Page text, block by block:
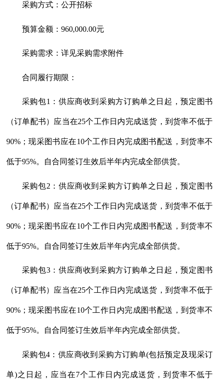
采购方式：公开招标
预算金额： 960,000.00元
采购需求：详见采购需求附件
合同履行期限：
采购包1：供应商收到采购方订购单之日起，预定图书
（订单配书）应当在25个工作日内完成送货，到货率不低于
90%；现采图书应在10个工作日内完成图书配送，到货率不
低于95%。自合同签订生效后半年内完成全部供货。
采购包2：供应商收到采购方订购单之日起，预定图书
（订单配书）应当在25个工作日内完成送货，到货率不低于
90%；现采图书应在10个工作日内完成图书配送，到货率不
低于95%。自合同签订生效后半年内完成全部供货。
采购包3：供应商收到采购方订购单之日起，预定图书
（订单配书）应当在25个工作日内完成送货，到货率不低于
90%；现采图书应在10个工作日内完成图书配送，到货率不
低于95%。自合同签订生效后半年内完成全部供货。
采购包4：供应商收到采购方订购单(包括预定及现采订
单)之日起，应当在7个工作日内完成送货，到货率不低于